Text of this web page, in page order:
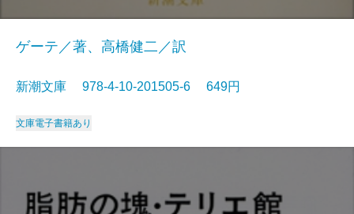
ゲーテ／著、高橋健二／訳
新潮文庫 978-4-10-201505-6 649円
文庫電子書籍あり